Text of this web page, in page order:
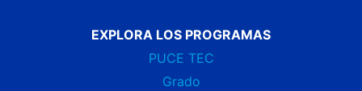
EXPLORA LOS PROGRAMAS
PUCE TEC
Grado